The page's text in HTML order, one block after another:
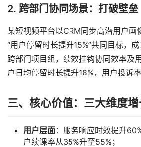
2. 跨部门协同场景：打破壁垒
某短视频平台以CRM同步高潜用户画
“用户停留时长提升15%”共同目标，
跨部门项目组，绩效挂钩协同效率及
户日均停留时长提升18%，用户投诉率
三、核心价值：三大维度
用户层面：服务响应时效提升
户续课率从35%升至55%；